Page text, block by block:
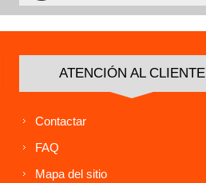
ATENCIÓN AL CLIENTE
Contactar
FAQ
Mapa del sitio